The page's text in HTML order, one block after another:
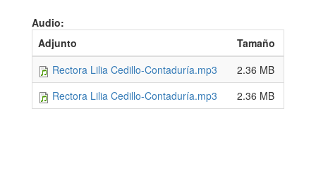
Audio:
Adjunto
Tamaño
Rectora Lilia Cedillo-Contaduría.mp3
2.36 MB
Rectora Lilia Cedillo-Contaduría.mp3
2.36 MB